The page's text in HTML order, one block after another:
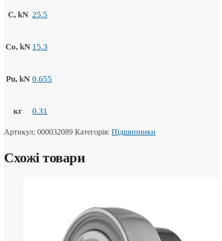
C, kN 25.5
Co, kN 15.3
Pu, kN 0.655
кг 0.31
Артикул: 000032089 Категорія: Підшипники
Схожі товари